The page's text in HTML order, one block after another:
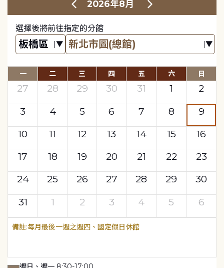
2026年8月
選擇後將前往指定的分館
一 二 三 四 五 六 日
27 28 29 30 31 1
2
3
4 5 6 7 8
9
10
11 12 13 14 15
16
17
18 19 20 21 22
23
24
25 26 27 28 29
30
31
1 2 3 4 5 6
每月最後一週之週四、國定假日休館